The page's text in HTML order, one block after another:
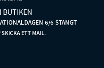
BUTIKEN
6/6 STÄNGT
ETT MAIL.